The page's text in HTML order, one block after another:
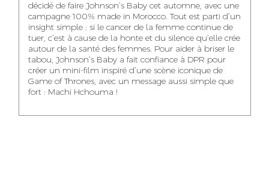
KARIM OUNZAR
AUDIOVISUAL
CONTENT CREATOR
ZAKARIA BENNANI
TRAFFIC MANAGER
NOUR-ELHOUDA
YOUBI IDRISSI
PROJECT
MANAGER
AGENT
décidé de faire Johnson’s Baby cet automne, avec une
campagne 100% made in Morocco. Tout est parti d’un
insight simple : si le cancer de la femme continue de
tuer, c’est à cause de la honte et du silence qu’elle crée
autour de la santé des femmes. Pour aider à briser le
tabou, Johnson’s Baby a fait confiance à DPR pour
créer un mini-film inspiré d’une scène iconique de
Game of Thrones, avec un message aussi simple que
fort : Machi Hchouma !